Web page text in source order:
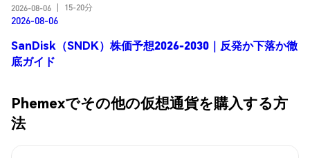
2026-08-06
15-20分
2026-08-06
SanDisk（SNDK）株価予想2026-2030｜反発か下落か徹
底ガイド
Phemexでその他の仮想通貨を購入する方
法